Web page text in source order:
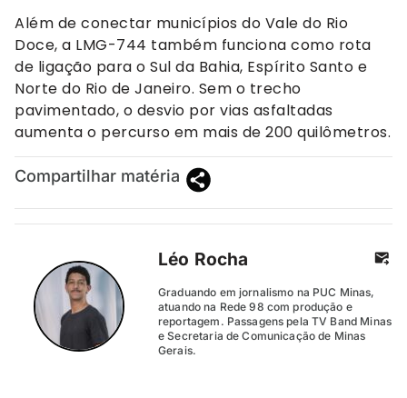
Além de conectar municípios do Vale do Rio
Doce, a LMG-744 também funciona como rota
de ligação para o Sul da Bahia, Espírito Santo e
Norte do Rio de Janeiro. Sem o trecho
pavimentado, o desvio por vias asfaltadas
aumenta o percurso em mais de 200 quilômetros.
Compartilhar matéria
Léo Rocha
Graduando em jornalismo na PUC Minas,
atuando na Rede 98 com produção e
reportagem. Passagens pela TV Band Minas
e Secretaria de Comunicação de Minas
Gerais.